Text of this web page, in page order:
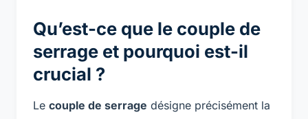
Qu’est-ce que le couple de
serrage et pourquoi est-il
crucial ?
Le couple de serrage désigne précisément la